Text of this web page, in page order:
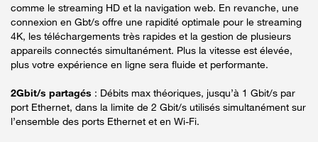
comme le streaming HD et la navigation web. En revanche, une
connexion en Gbt/s offre une rapidité optimale pour le streaming
4K, les téléchargements très rapides et la gestion de plusieurs
appareils connectés simultanément. Plus la vitesse est élevée,
plus votre expérience en ligne sera fluide et performante.
2Gbit/s partagés : Débits max théoriques, jusqu’à 1 Gbit/s par
port Ethernet, dans la limite de 2 Gbit/s utilisés simultanément sur
l’ensemble des ports Ethernet et en Wi-Fi.